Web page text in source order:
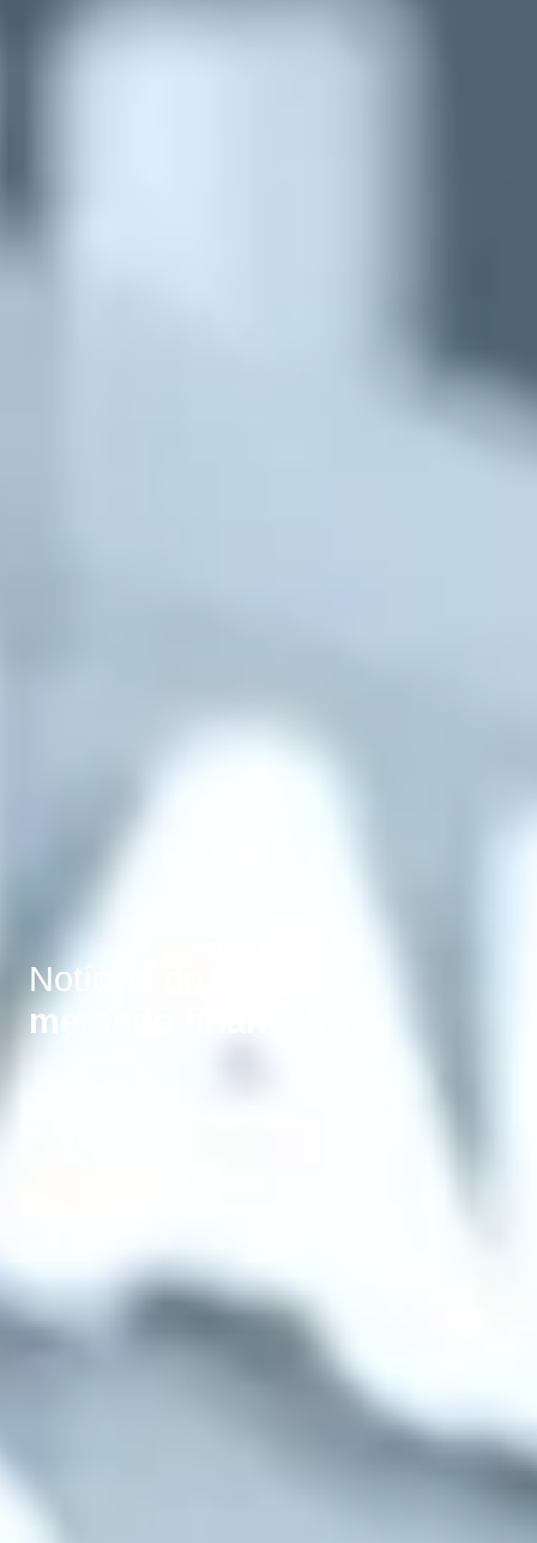
Notícias do
mercado financeiro